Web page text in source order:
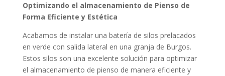
Optimizando el almacenamiento de Pienso de
Forma Eficiente y Estética
Acabamos de instalar una batería de silos prelacados
en verde con salida lateral en una granja de Burgos.
Estos silos son una excelente solución para optimizar
el almacenamiento de pienso de manera eficiente y